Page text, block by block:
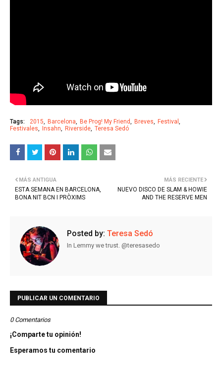
Tags: 2015 Barcelona Be Prog! My Friend Breves
Festival
Festivales
Insahn Riverside Teresa Sedó
MÁS RECIENTE
NUEVO DISCO DE SLAM & HOWIE
AND THE RESERVE MEN
MÁS ANTIGUA
ESTA SEMANA EN BARCELONA,
BONA NIT BCN I PRÒXIMS
Posted by: Teresa Sedó
In Lemmy we trust. @teresasedo
PUBLICAR UN COMENTARIO
0 Comentarios
¡Comparte tu opinión!
Esperamos tu comentario